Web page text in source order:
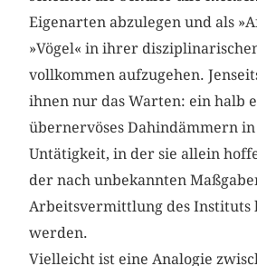
Eigenarten abzulegen und als
»Vögel« in ihrer
vollkommen aufzugehen.
ihnen nur das Warten: ein halb
übernervöses Dahindämmern
Untätigkeit, in der sie allein
der nach unbekannten
Arbeitsvermittlung des Instituts
werden.
Vielleicht ist eine Analogie